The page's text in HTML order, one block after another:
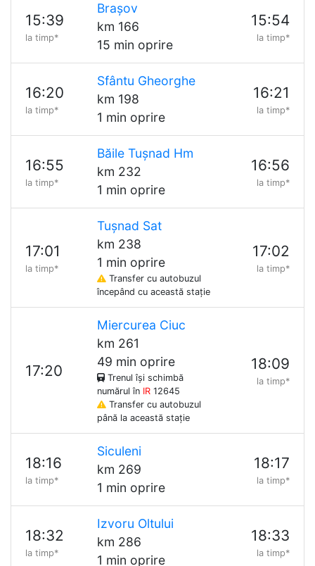
15:39
la timp*
Brașov
km 166
15 min oprire
15:54
la timp*
16:20
la timp*
Sfântu Gheorghe
km 198
1 min oprire
16:21
la timp*
16:55
la timp*
Băile Tușnad Hm
km 232
1 min oprire
16:56
la timp*
17:01
la timp*
Tușnad Sat
km 238
1 min oprire
Transfer cu autobuzul
începând cu această stație
17:02
la timp*
17:20
Miercurea Ciuc
km 261
49 min oprire
Trenul își schimbă
numărul în IR12645
Transfer cu autobuzul
până la această stație
18:09
la timp*
18:16
la timp*
Siculeni
km 269
1 min oprire
18:17
la timp*
18:32
la timp*
Izvoru Oltului
km 286
1 min oprire
18:33
la timp*